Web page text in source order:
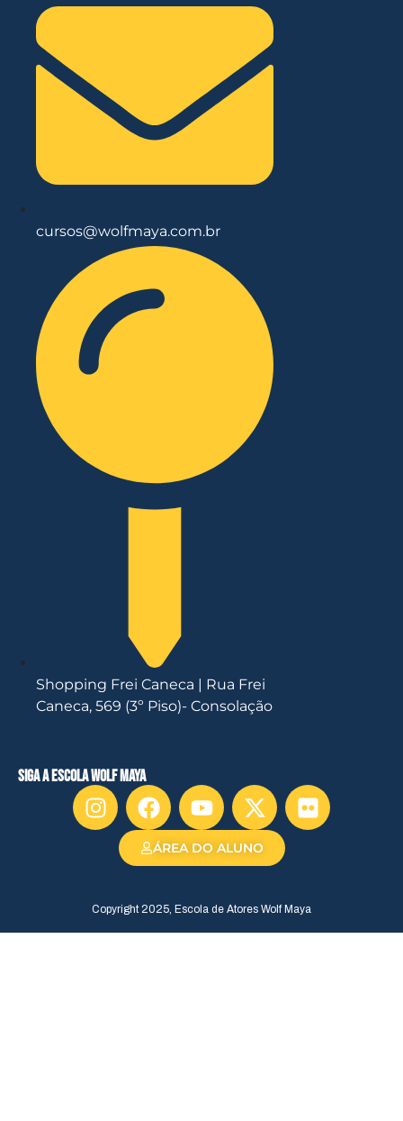
cursos@wolfmaya.com.br
Shopping Frei Caneca | Rua Frei
Caneca, 569 (3º Piso)- Consolação
siga a escola wolf maya
ÁREA DO ALUNO
Copyright 2025, Escola de Atores Wolf Maya